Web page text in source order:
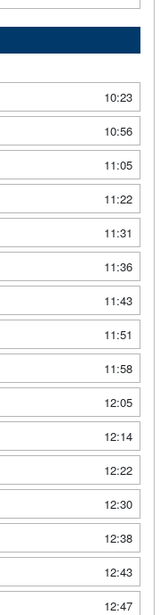
10:23
10:56
11:05
11:22
11:31
11:36
11:43
11:51
11:58
12:05
12:14
12:22
12:30
12:38
12:43
12:47